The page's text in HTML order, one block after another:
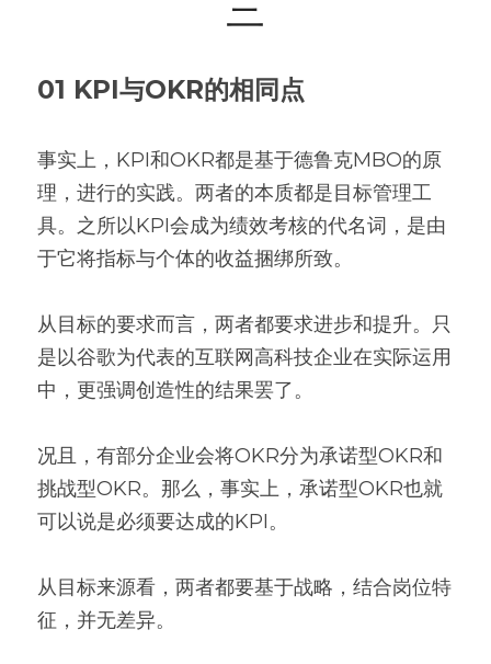
三
01 KPI与OKR的相同点
事实上，KPI和OKR都是基于德鲁克MBO的原
理，进行的实践。两者的本质都是目标管理工
具。之所以KPI会成为绩效考核的代名词，是由
于它将指标与个体的收益捆绑所致。
从目标的要求而言，两者都要求进步和提升。只
是以谷歌为代表的互联网高科技企业在实际运用
中，更强调创造性的结果罢了。
况且，有部分企业会将OKR分为承诺型OKR和
挑战型OKR。那么，事实上，承诺型OKR也就
可以说是必须要达成的KPI。
从目标来源看，两者都要基于战略，结合岗位特
征，并无差异。